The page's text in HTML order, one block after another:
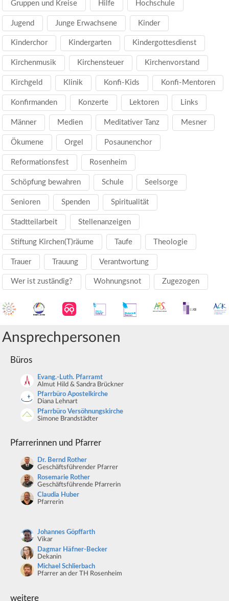
Gruppen und Kreise Hilfe Hochschule
Jugend Junge Erwachsene Kinder
Kinderchor Kindergarten Kindergottesdienst
Kirchenmusik Kirchensteuer Kirchenvorstand
Kirchgeld Klinik Konfi-Kids Konfi-Mentoren
Konfirmanden Konzerte Lektoren Links
Männer Medien Meditativer Tanz Mesner
Ökumene Orgel Posaunenchor
Reformationsfest Rosenheim
Schöpfung bewahren Schule Seelsorge
Senioren Spenden Spiritualität
Stadtteilarbeit Stellenanzeigen
Stiftung Kirchen(T)räume Taufe Theologie
Trauer Trauung Verantwortung
Wer ist zuständig? Wohnungsnot Zugezogen
Ansprechpersonen
Büros
Evang.-Luth. Pfarramt
Almut Hild & Sandra Brückner
Pfarrbüro Apostelkirche
Diana Lehnart
Pfarrbüro Versöhnungskirche
Simone Brandstädter
Pfarrerinnen und Pfarrer
Dr. Bernd Rother
Geschäftsführender Pfarrer
Rosemarie Rother
Geschäftsführende Pfarrerin
Claudia Huber
Pfarrerin
Johannes Göpffarth
Vikar
Dagmar Häfner-Becker
Dekanin
Michael Schlierbach
Pfarrer an der TH Rosenheim
weitere